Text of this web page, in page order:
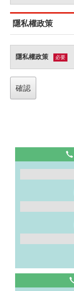
隱私權政策
隱私權政策 必要